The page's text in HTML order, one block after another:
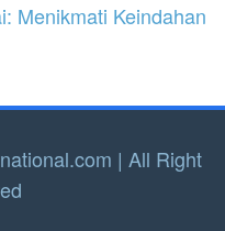
Menikmati Keindahan
| All Right